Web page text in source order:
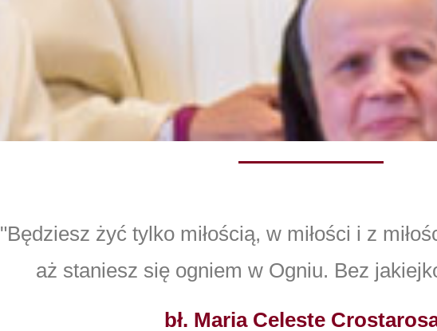
"Będziesz żyć tylko miłością, w miłości i z
aż staniesz się ogniem w Ogniu. Bez
bł. Maria Celeste